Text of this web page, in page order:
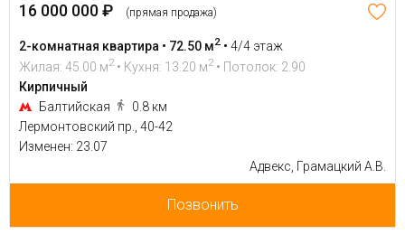
16 000 000 ₽ (прямая продажа)
2-комнатная квартира • 72.50 м2 • 4/4 этаж
Жилая: 45.00 м2 • Кухня: 13.20 м2 • Потолок: 2.90
Кирпичный
Балтийская
0.8 км
Лермонтовский пр., 40-42
Изменен: 23.07
Адвекс, Грамацкий А.В.
Позвонить